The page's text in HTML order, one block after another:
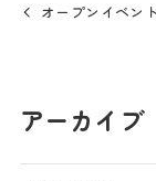
オープンイベン
アーカイブ